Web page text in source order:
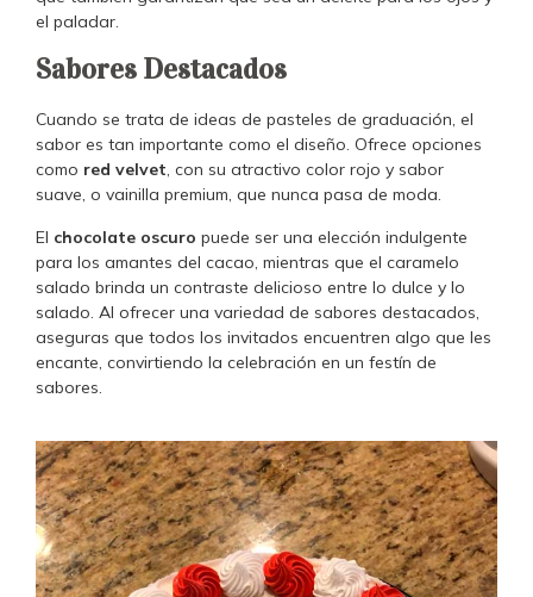
el paladar.
Sabores Destacados
Cuando se trata de ideas de pasteles de graduación, el
sabor es tan importante como el diseño. Ofrece opciones
como red velvet, con su atractivo color rojo y sabor
suave, o vainilla premium, que nunca pasa de moda.
El chocolate oscuro puede ser una elección indulgente
para los amantes del cacao, mientras que el caramelo
salado brinda un contraste delicioso entre lo dulce y lo
salado. Al ofrecer una variedad de sabores destacados,
aseguras que todos los invitados encuentren algo que les
encante, convirtiendo la celebración en un festín de
sabores.